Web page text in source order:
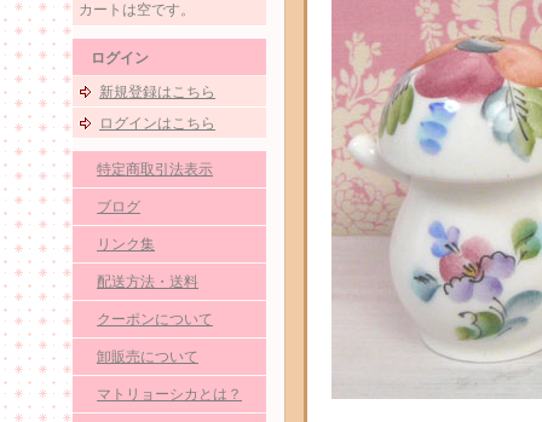
カートは空です。
ログイン
新規登録はこちら
ログインはこちら
特定商取引法表示
ブログ
リンク集
配送方法・送料
クーポンについて
卸販売について
マトリョーシカとは？